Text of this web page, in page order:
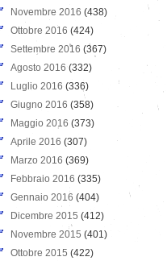
Novembre 2016 (438)
Ottobre 2016 (424)
Settembre 2016 (367)
Agosto 2016 (332)
Luglio 2016 (336)
Giugno 2016 (358)
Maggio 2016 (373)
Aprile 2016 (307)
Marzo 2016 (369)
Febbraio 2016 (335)
Gennaio 2016 (404)
Dicembre 2015 (412)
Novembre 2015 (401)
Ottobre 2015 (422)